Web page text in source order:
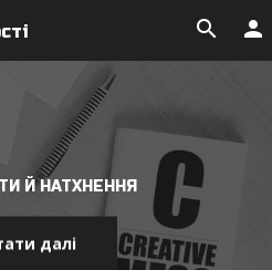
person
search
Й НАТХНЕННЯ
далі